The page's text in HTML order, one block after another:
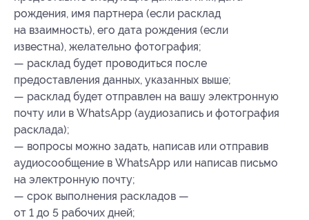
рождения, имя партнера (если расклад
на взаимность), его дата рождения (если
известна), желательно фотография;
— расклад будет проводиться после
предоставления данных, указанных выше;
— расклад будет отправлен на вашу электронную
почту или в WhatsApp (аудиозапись и фотография
расклада);
— вопросы можно задать, написав или отправив
аудиосообщение в WhatsApp или написав письмо
на электронную почту;
— срок выполнения раскладов —
от 1 до 5 рабочих дней;